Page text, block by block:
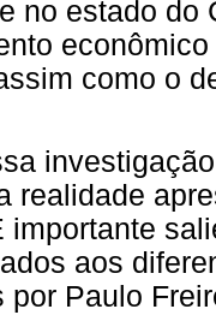
no estado do
como o
realidade
importante
aos
por Paulo